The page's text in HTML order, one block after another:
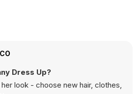
Dress Up?
look - choose new hair, clothes,